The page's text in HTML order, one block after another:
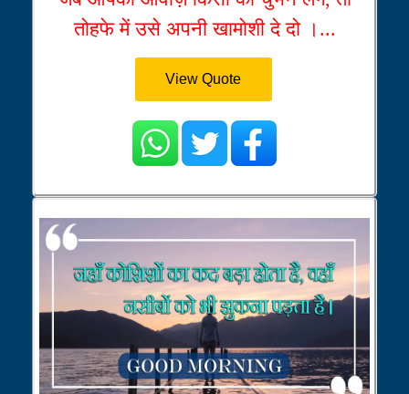
तोहफे में उसे अपनी खामोशी दे दो ।...
View Quote